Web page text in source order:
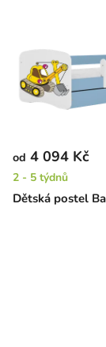
Dětská postel
od 4 094 Kč
2 - 5 týdnů